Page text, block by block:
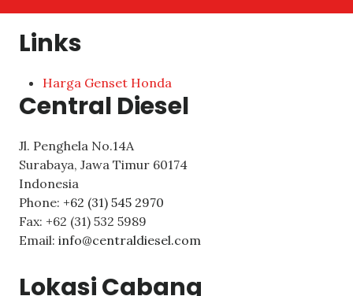
Links
Harga Genset Honda
Central Diesel
Jl. Penghela No.14A
Surabaya, Jawa Timur 60174
Indonesia
Phone: +62 (31) 545 2970
Fax: +62 (31) 532 5989
Email: info@centraldiesel.com
Lokasi Cabang